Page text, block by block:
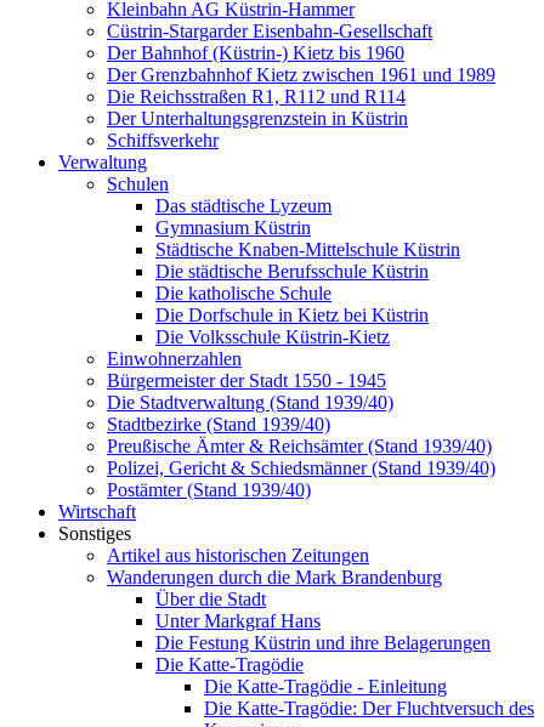
Kleinbahn AG Küstrin-Hammer
Cüstrin-Stargarder Eisenbahn-Gesellschaft
Der Bahnhof (Küstrin-) Kietz bis 1960
Der Grenzbahnhof Kietz zwischen 1961 und 1989
Die Reichsstraßen R1, R112 und R114
Der Unterhaltungsgrenzstein in Küstrin
Schiffsverkehr
Verwaltung
Schulen
Das städtische Lyzeum
Gymnasium Küstrin
Städtische Knaben-Mittelschule Küstrin
Die städtische Berufsschule Küstrin
Die katholische Schule
Die Dorfschule in Kietz bei Küstrin
Die Volksschule Küstrin-Kietz
Einwohnerzahlen
Bürgermeister der Stadt 1550 - 1945
Die Stadtverwaltung (Stand 1939/40)
Stadtbezirke (Stand 1939/40)
Preußische Ämter & Reichsämter (Stand 1939/40)
Polizei, Gericht & Schiedsmänner (Stand 1939/40)
Postämter (Stand 1939/40)
Wirtschaft
Sonstiges
Artikel aus historischen Zeitungen
Wanderungen durch die Mark Brandenburg
Über die Stadt
Unter Markgraf Hans
Die Festung Küstrin und ihre Belagerungen
Die Katte-Tragödie
Die Katte-Tragödie - Einleitung
Die Katte-Tragödie: Der Fluchtversuch des